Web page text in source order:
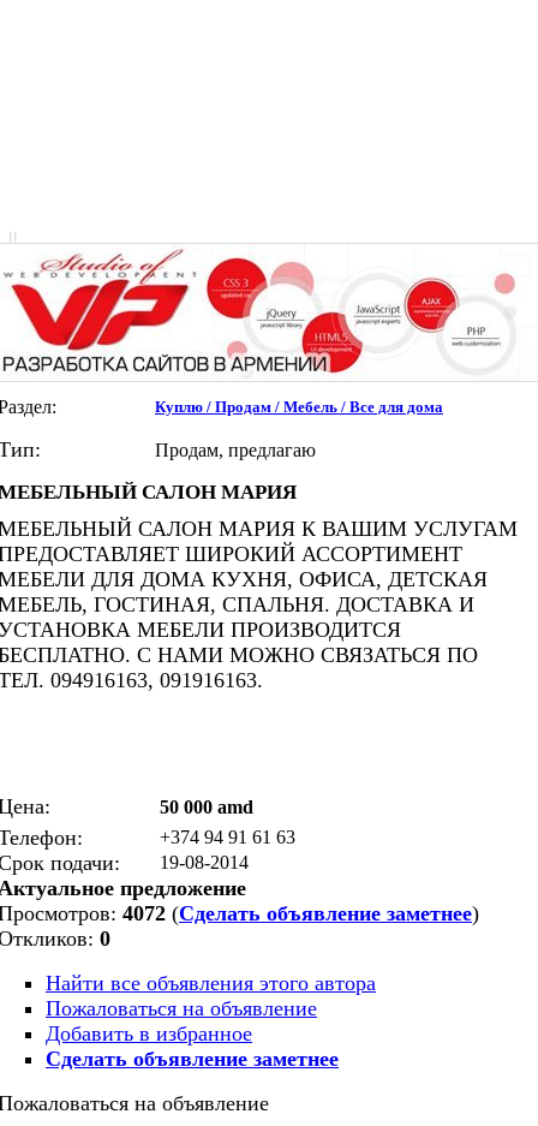
Куплю / Продам / Мебель / Все для дома
Продам, предлагаю
САЛОН МАРИЯ
САЛОН МАРИЯ К ВАШИМ УСЛУГАМ
ШИРОКИЙ АССОРТИМЕНТ
ДЛЯ ДОМА КУХНЯ, ОФИСА, ДЕТСКАЯ
ГОСТИНАЯ, СПАЛЬНЯ. ДОСТАВКА И
МЕБЕЛИ ПРОИЗВОДИТСЯ
С НАМИ МОЖНО СВЯЗАТЬСЯ ПО
094916163, 091916163.
50 000 amd
+374 94 91 61 63
подачи: 19-08-2014
предложение
4072 (Сделать объявление заметнее)
0
Найти все объявления этого автора
Пожаловаться на объявление
Добавить в избранное
Сделать объявление заметнее
на объявление